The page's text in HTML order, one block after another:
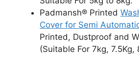
Padmansh® Printed
Cover for Semi
Printed, Dustproof and
(Suitable For 7kg, 7.5Kg,